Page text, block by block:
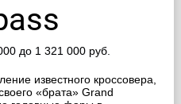
до 1 321 000 руб.
известного кроссовера,
«брата» Grand